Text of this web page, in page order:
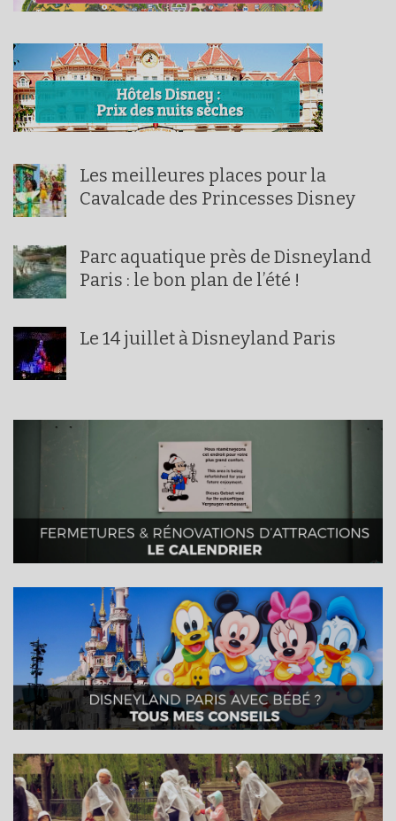
Les meilleures places pour la
Cavalcade des Princesses Disney
Parc aquatique près de Disneyland
Paris : le bon plan de l’été !
Le 14 juillet à Disneyland Paris